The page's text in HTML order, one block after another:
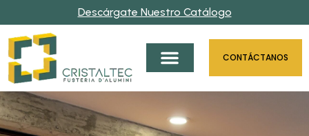
Descárgate Nuestro Catálogo
CONTÁCTANOS